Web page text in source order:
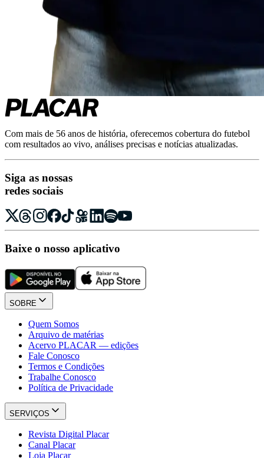
Com mais de 56 anos de história, oferecemos cobertura do futebol
com resultados ao vivo, análises precisas e notícias atualizadas.
Siga as nossas
redes sociais
Baixe o nosso aplicativo
SOBRE
Quem Somos
Arquivo de matérias
Acervo PLACAR — edições
Fale Conosco
Termos e Condições
Trabalhe Conosco
Política de Privacidade
SERVIÇOS
Revista Digital Placar
Canal Placar
Loja Placar